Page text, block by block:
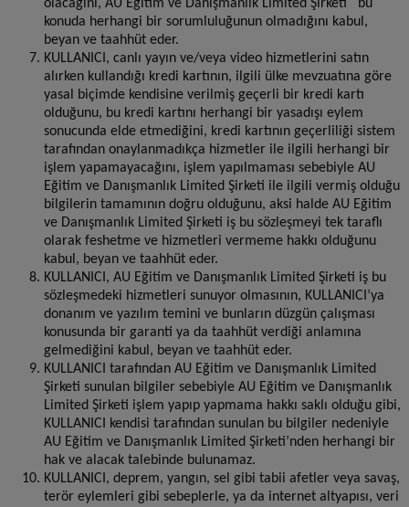
olacağını, AU Eğitim ve Danışmanlık Limited Şirketi bu
konuda herhangi bir sorumluluğunun olmadığını kabul,
beyan ve taahhüt eder.
KULLANICI, canlı yayın ve/veya video hizmetlerini satın
alırken kullandığı kredi kartının, ilgili ülke mevzuatına göre
yasal biçimde kendisine verilmiş geçerli bir kredi kartı
olduğunu, bu kredi kartını herhangi bir yasadışı eylem
sonucunda elde etmediğini, kredi kartının geçerliliği sistem
tarafından onaylanmadıkça hizmetler ile ilgili herhangi bir
işlem yapamayacağını, işlem yapılmaması sebebiyle AU
Eğitim ve Danışmanlık Limited Şirketi ile ilgili vermiş olduğu
bilgilerin tamamının doğru olduğunu, aksi halde AU Eğitim
ve Danışmanlık Limited Şirketi iş bu sözleşmeyi tek taraflı
olarak feshetme ve hizmetleri vermeme hakkı olduğunu
kabul, beyan ve taahhüt eder.
KULLANICI, AU Eğitim ve Danışmanlık Limited Şirketi iş bu
sözleşmedeki hizmetleri sunuyor olmasının, KULLANICI’ya
donanım ve yazılım temini ve bunların düzgün çalışması
konusunda bir garanti ya da taahhüt verdiği anlamına
gelmediğini kabul, beyan ve taahhüt eder.
KULLANICI tarafından AU Eğitim ve Danışmanlık Limited
Şirketi sunulan bilgiler sebebiyle AU Eğitim ve Danışmanlık
Limited Şirketi işlem yapıp yapmama hakkı saklı olduğu gibi,
KULLANICI kendisi tarafından sunulan bu bilgiler nedeniyle
AU Eğitim ve Danışmanlık Limited Şirketi’nden herhangi bir
hak ve alacak talebinde bulunamaz.
KULLANICI, deprem, yangın, sel gibi tabii afetler veya savaş,
terör eylemleri gibi sebeplerle, ya da internet altyapısı, veri